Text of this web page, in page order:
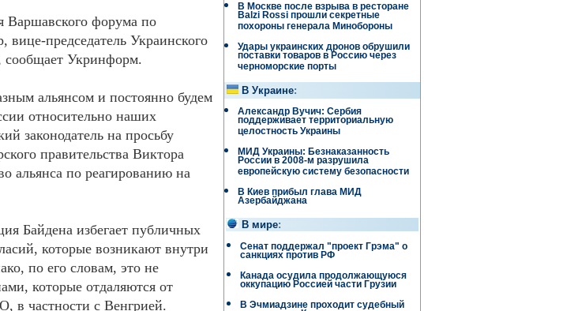
Варшавского форума по
вице-председатель Украинского
Укринформ.
альянсом и постоянно будем
относительно наших
законодатель на просьбу
правительства Виктора
альянса по реагированию на
Байдена избегает публичных
которые возникают внутри
по его словам, это не
которые отдаляются от
в частности с Венгрией.
В Москве после взрыва в ресторане
Balzi Rossi прошли секретные
похороны генерала Минобороны
Удары украинских дронов обрушили
поставки товаров в Россию через
черноморские порты
В Украине:
Александр Вучич: Сербия
поддерживает территориальную
целостность Украины
МИД Украины: Безнаказанность
России в 2008-м разрушила
европейскую систему безопасности
В Киев прибыл глава МИД
Азербайджана
В мире:
Сенат поддержал "проект Грэма" о
санкциях против РФ
Канада осудила продолжающуюся
оккупацию Россией части Грузии
В Эчмиадзине проходит судебный